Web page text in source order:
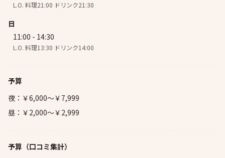
L.O. 料理21:00 ドリンク21:30
日
11:00 - 14:30
L.O. 料理13:30 ドリンク14:00
予算
夜：￥6,000～￥7,999
昼：￥2,000～￥2,999
予算 （口コミ集計）